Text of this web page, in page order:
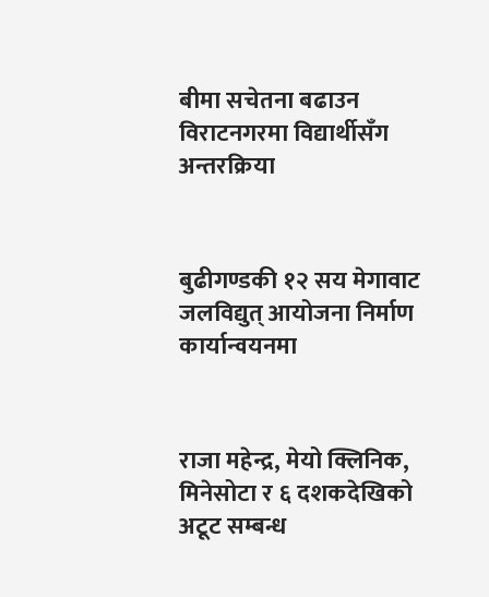
बीमा सचेतना बढाउन
विराटनगरमा विद्यार्थीसँग
अन्तरक्रिया
बुढीगण्डकी १२ सय मेगावाट
जलविद्युत् आयोजना निर्माण
कार्यान्वयनमा
राजा महेन्द्र, मेयो क्लिनिक,
मिनेसोटा र ६ दशकदेखिको
अटूट सम्बन्ध